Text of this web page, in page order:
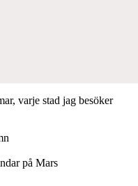
varje stad jag besöker
på Mars